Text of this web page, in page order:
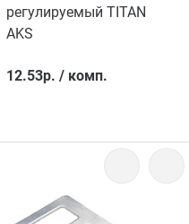
регулируемый TITAN
AKS
12.53р. / комп.